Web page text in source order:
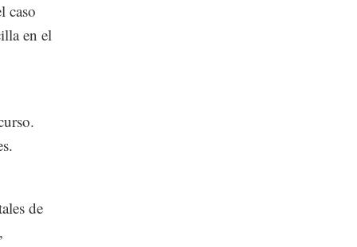
caso
en el
de